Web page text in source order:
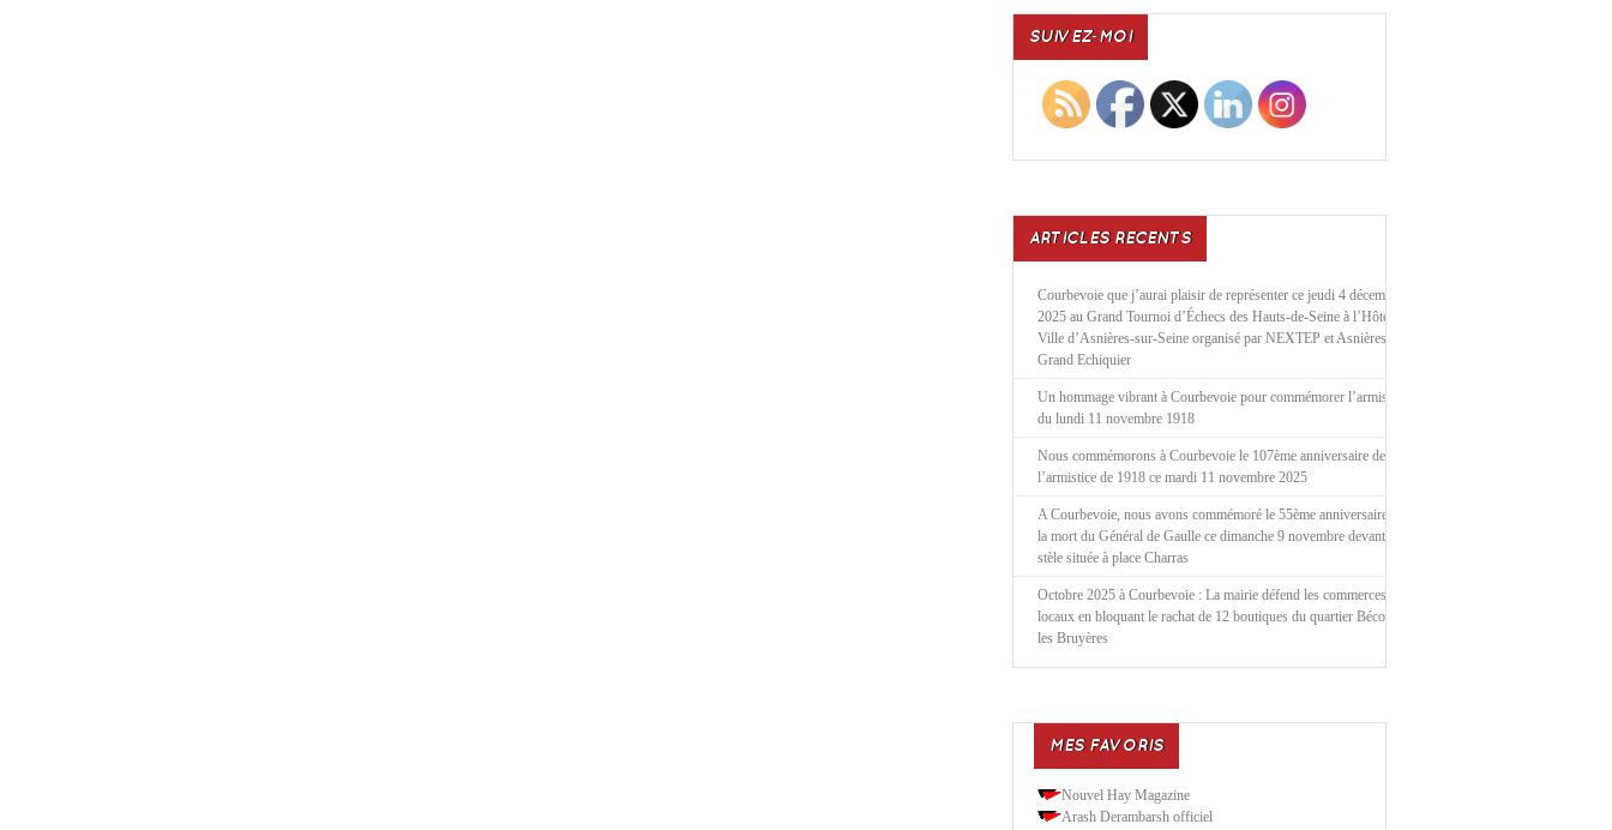
SUIVEZ-MOI
ARTICLES RECENTS
Courbevoie que j’aurai plaisir de représenter ce jeudi 4 décembre
2025 au Grand Tournoi d’Échecs des Hauts-de-Seine à l’Hôtel de
Ville d’Asnières-sur-Seine organisé par NEXTEP et Asnières le
Grand Echiquier
Un hommage vibrant à Courbevoie pour commémorer l’armistice
du lundi 11 novembre 1918
Nous commémorons à Courbevoie le 107ème anniversaire de
l’armistice de 1918 ce mardi 11 novembre 2025
A Courbevoie, nous avons commémoré le 55ème anniversaire de
la mort du Général de Gaulle ce dimanche 9 novembre devant la
stèle située à place Charras
Octobre 2025 à Courbevoie : La mairie défend les commerces
locaux en bloquant le rachat de 12 boutiques du quartier Bécon
les Bruyères
MES FAVORIS
Nouvel Hay Magazine
Arash Derambarsh officiel